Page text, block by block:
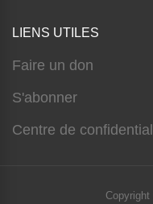
LIENS UTILES
Faire un don
S'abonner
Centre de